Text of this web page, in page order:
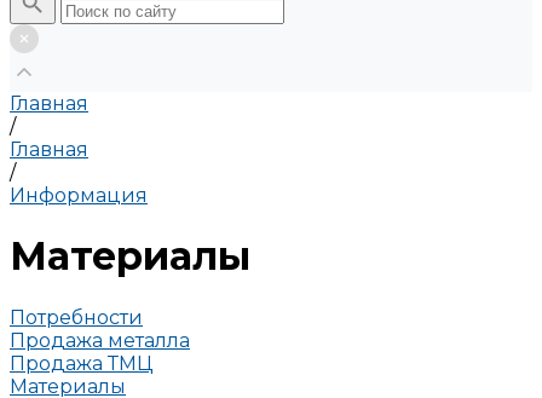
Главная
/
Главная
/
Информация
Материалы
Потребности
Продажа металла
Продажа ТМЦ
Материалы